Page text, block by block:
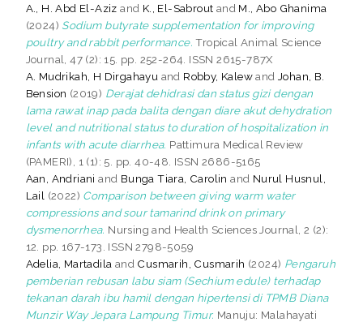
A., H. Abd El-Aziz and K., El-Sabrout and M., Abo Ghanima
(2024) Sodium butyrate supplementation for improving
poultry and rabbit performance. Tropical Animal Science
Journal, 47 (2): 15. pp. 252-264. ISSN 2615-787X
A. Mudrikah, H Dirgahayu and Robby, KalewandJohan, B.
Bension (2019) Derajat dehidrasi dan status gizi dengan
lama rawat inap pada balita dengan diare akut dehydration
level and nutritional status to duration of hospitalization in
infants with acute diarrhea. Pattimura Medical Review
(PAMERI), 1 (1): 5. pp. 40-48. ISSN 2686-5165
Aan, Andriani and Bunga Tiara, Carolin and Nurul Husnul,
Lail (2022) Comparison between giving warm water
compressions and sour tamarind drink on primary
dysmenorrhea. Nursing and Health Sciences Journal, 2 (2):
12. pp. 167-173. ISSN 2798-5059
Adelia, Martadila and Cusmarih, Cusmarih (2024) Pengaruh
pemberian rebusan labu siam (Sechium edule) terhadap
tekanan darah ibu hamil dengan hipertensi di TPMB Diana
Munzir Way Jepara Lampung Timur. Manuju: Malahayati